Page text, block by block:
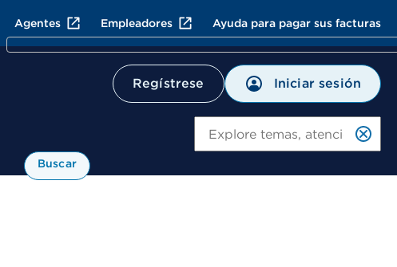
Agentes Empleadores Ayuda para pagar sus facturas
Regístrese Iniciar sesión
Buscar